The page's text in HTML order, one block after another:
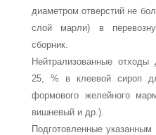
диаметром отверстий не
слой марли) в
сборник.
Нейтрализованные
25, % в клеевой сироп
формово­го желейного
вишневый и др.).
Подготовленные